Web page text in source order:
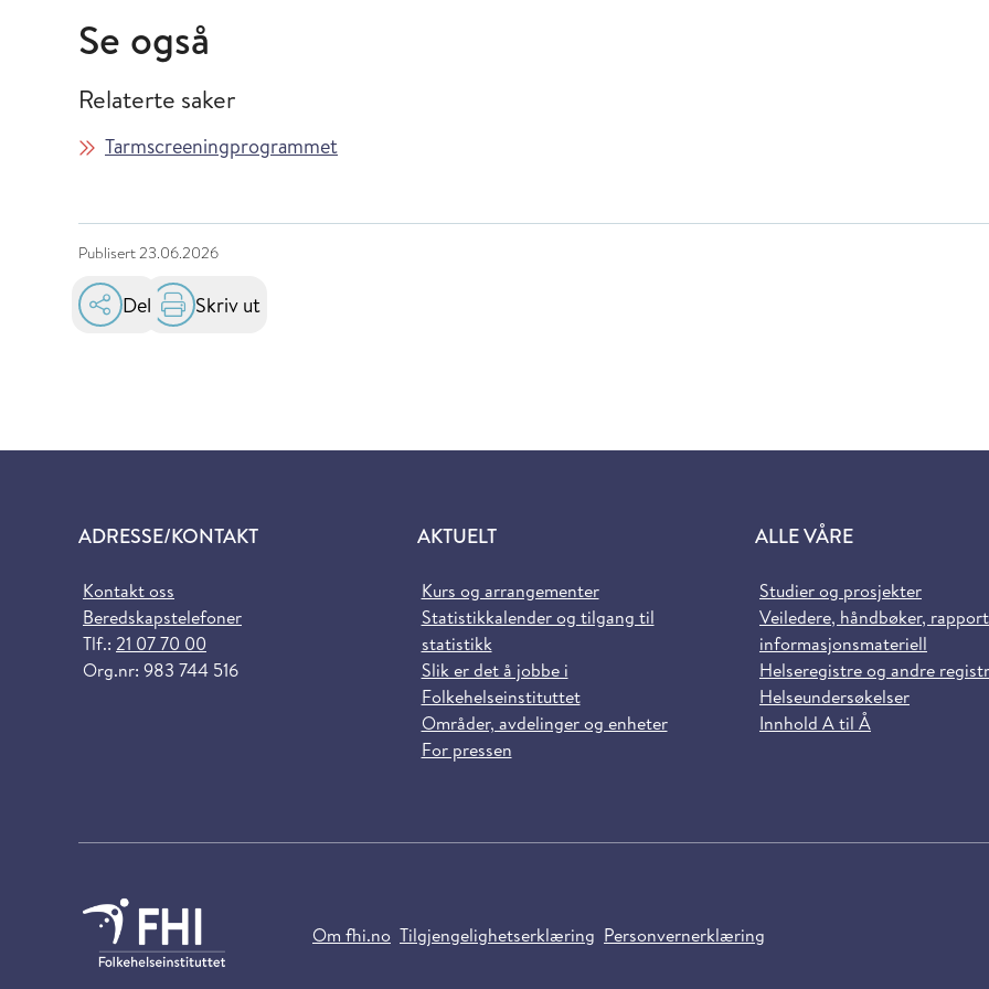
Se også
Relaterte saker
Tarmscreeningprogrammet
Publisert23.06.2026
Del Skriv ut
ADRESSE/KONTAKT
Kontakt oss
Beredskapstelefoner
Tlf.: 21 07 70 00
Org.nr: 983 744 516
AKTUELT
Kurs og arrangementer
Statistikkalender og tilgang til
statistikk
Slik er det å jobbe i
Folkehelseinstituttet
Områder, avdelinger og enheter
For pressen
ALLE VÅRE
Studier og prosjekter
Veiledere, håndbøker,
informasjonsmateriell
Helseregistre og andre
Helseundersøkelser
Innhold A til Å
Om fhi.no Tilgjengelighetserklæring Personvernerklæring